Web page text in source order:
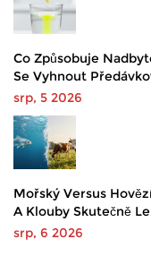
Co Způsobuje
Se Vyhnout
srp, 5 2026
Mořský Versus
A Klouby Skutečně
srp, 6 2026